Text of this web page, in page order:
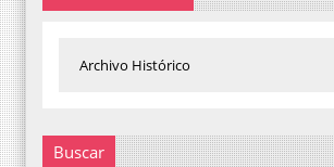
Buscar